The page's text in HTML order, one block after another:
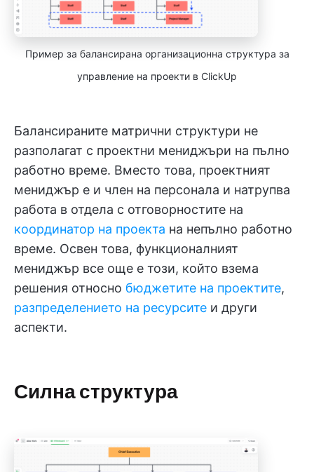
Пример за балансирана организационна структура за
управление на проекти в ClickUp
Балансираните матрични структури не
разполагат с проектни мениджъри на пълно
работно време. Вместо това, проектният
мениджър е и член на персонала и натрупва
работа в отдела с отговорностите на
координатор на проекта на непълно работно
време. Освен това, функционалният
мениджър все още е този, който взема
решения относно бюджетите на проектите,
разпределението на ресурсите и други
аспекти.
Силна структура